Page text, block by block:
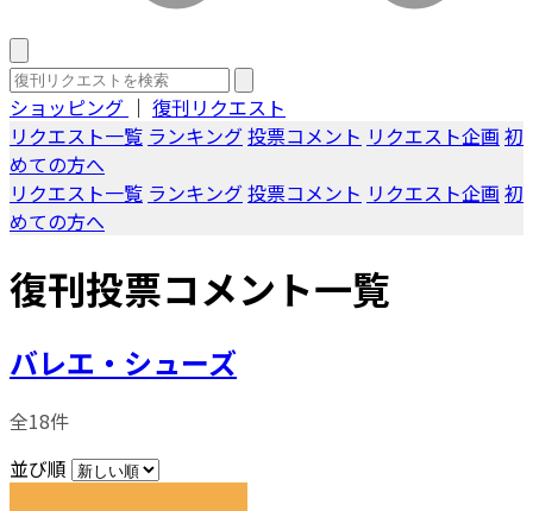
ショッピング ｜ 復刊リクエスト
リクエスト一覧 ランキング投票コメント リクエスト企画 初
めての方へ
リクエスト一覧 ランキング投票コメント リクエスト企画 初
めての方へ
復刊投票コメント一覧
バレエ・シューズ
全18件
並び順